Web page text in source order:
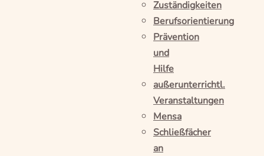
Zuständigkeiten
Berufsorientierung
Prävention
und
Hilfe
außerunterrichtl.
Veranstaltungen
Mensa
Schließfächer
an